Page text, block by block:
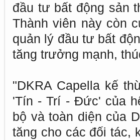
đầu tư bất động sản
Thành viên này còn
quản lý đầu tư bất
tăng trưởng mạnh,
"DKRA Capella kế
'Tín - Trí - Đức' của
bộ và toàn diện của
tăng cho các đối tác,